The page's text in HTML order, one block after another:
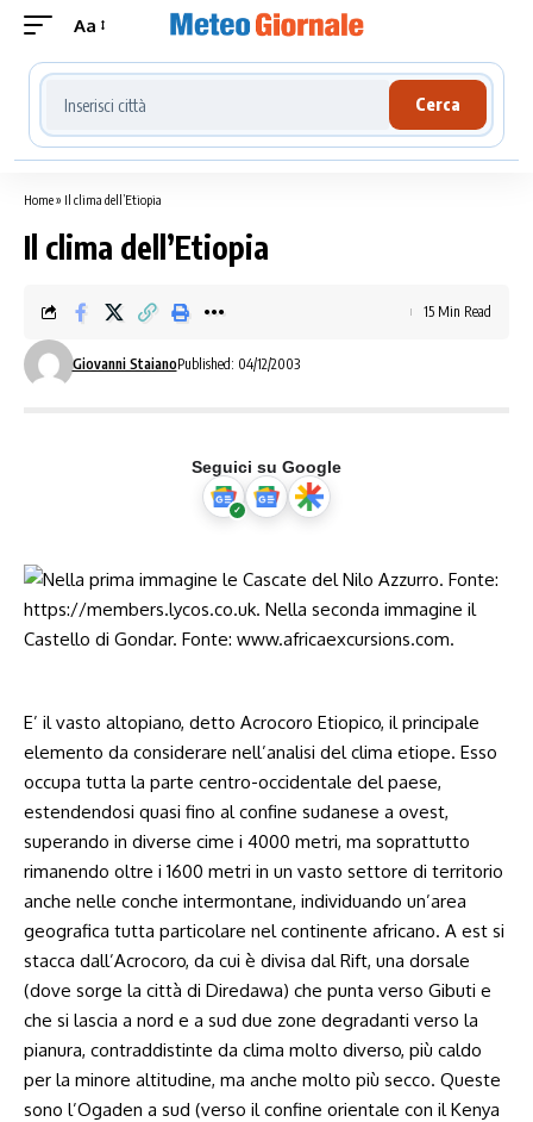
Aa
Cerca località meteo
Cerca
Home» Il clima dell’Etiopia
Il clima dell’Etiopia
Giovanni StaianoPublished: 04/12/2003
15 Min Read
Seguici su Google
E’ il vasto altopiano, detto Acrocoro Etiopico, il principale
elemento da considerare nell’analisi del clima etiope. Esso
occupa tutta la parte centro-occidentale del paese,
estendendosi quasi fino al confine sudanese a ovest,
superando in diverse cime i 4000 metri, ma soprattutto
rimanendo oltre i 1600 metri in un vasto settore di territorio
anche nelle conche intermontane, individuando un’area
geografica tutta particolare nel continente africano. A est si
stacca dall’Acrocoro, da cui è divisa dal Rift, una dorsale
(dove sorge la città di Diredawa) che punta verso Gibuti e
che si lascia a nord e a sud due zone degradanti verso la
pianura, contraddistinte da clima molto diverso, più caldo
per la minore altitudine, ma anche molto più secco. Queste
sono l’Ogaden a sud (verso il confine orientale con il Kenya